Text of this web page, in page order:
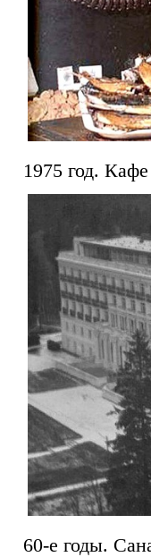
1975 год.
60-е годы.